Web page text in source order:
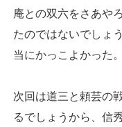
庵との双六をさあや
たのではないでしょ
当にかっこよかった。
次回は道三と頼芸の
るでしょうから、信